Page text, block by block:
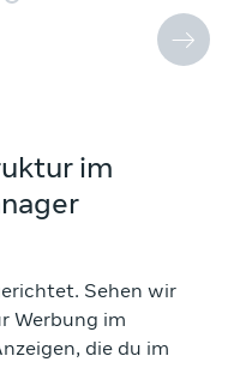
im
Sehen wir
Werbung im
die du im